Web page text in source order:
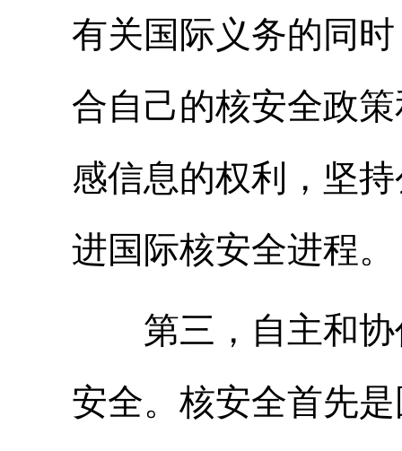
有关国际义务的同
合自己的核安全政
感信息的权利，坚
进国际核安全进程。
第三，自主和协
安全。核安全首先